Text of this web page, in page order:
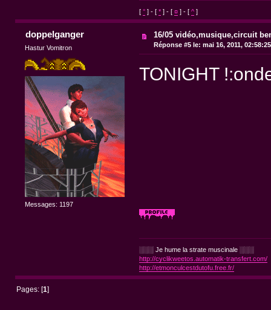
[ °] - [ *] - [ ¤] - [ ^]
doppelganger
Hastur Vomitron
Messages: 1197
16/05 vidéo,musique,circuit
Réponse #5 le: mai 16, 2011,
TONIGHT
░░░ Je hume la strate muscinale ░░░
http://cyclikweetos.automatik-transfert.com/
http://etmonculcestdutofu.free.fr/
Pages: [1]